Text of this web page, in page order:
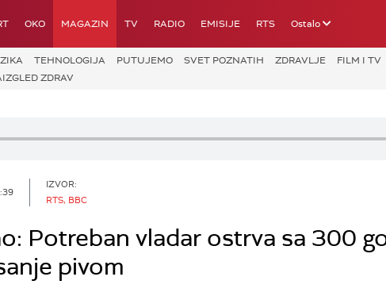
OKO MAGAZIN TV RADIO EMISIJE RTS Ostalo
TEHNOLOGIJA PUTUJEMO SVET POZNATIH ZDRAVLJE FILM I TV
ZDRAV
IZVOR:
RTS, BBC
Potreban vladar ostrva sa 300
pivom